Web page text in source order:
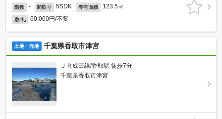
階数 - 間取り 5SDK 専有面積 123.5㎡
敷/礼 60,000円/不要
土地・売地 千葉県香取市津宮
ＪＲ成田線/香取駅 徒歩7分
千葉県香取市津宮